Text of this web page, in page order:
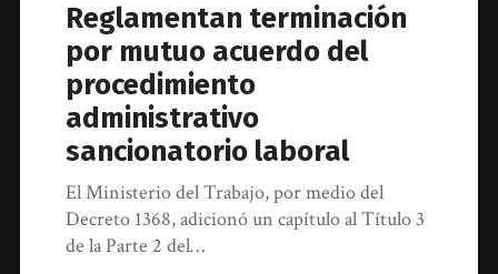
Reglamentan terminación
por mutuo acuerdo del
procedimiento
administrativo
sancionatorio laboral
El Ministerio del Trabajo, por medio del
Decreto 1368, adicionó un capítulo al Título 3
de la Parte 2 del…